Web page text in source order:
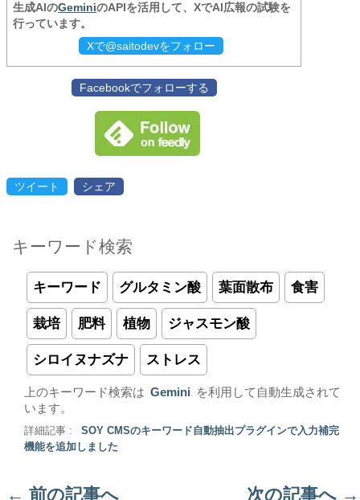
生成AIのGeminiのAPIを活用して、XでAI広報の試験を
行っています。
Xで@saitodevをフォロー
Facebookでフォローする
ツイート シェア
キーワード検索
キーワード グルタミン酸 葉面散布 食害
栽培 肥料 植物 ジャスモン酸
シロイヌナズナ ストレス
上のキーワード検索は Gemini
を利用して自動生成されて
います。
詳細記事 :
SOY CMSのキーワード自動抽出プラグインで入力補完
機能を追加しました
← 前の記事へ 次の記事へ →